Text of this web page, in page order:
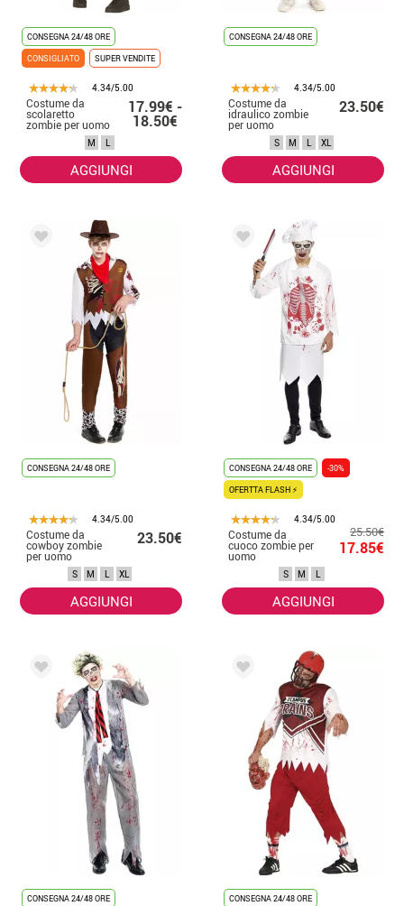
CONSEGNA 24/48 ORE
CONSIGLIATO
SUPER VENDITE
4.34/5.00
Costume da
scolaretto
zombie per uomo
17.99€ -
18.50€
M L
AGGIUNGI
CONSEGNA 24/48 ORE
4.34/5.00
Costume da
idraulico zombie
per uomo
23.50€
S M L XL
AGGIUNGI
CONSEGNA 24/48 ORE
4.34/5.00
Costume da
cowboy zombie
per uomo
23.50€
S M L XL
AGGIUNGI
CONSEGNA 24/48 ORE
-30%
OFERTTA FLASH ⚡
4.34/5.00
Costume da
cuoco zombie per
uomo
25.50€
17.85€
S M L
AGGIUNGI
CONSEGNA 24/48 ORE
CONSEGNA 24/48 ORE